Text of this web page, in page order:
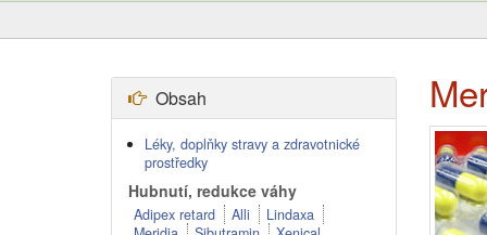
Obsah
Léky, doplňky stravy a zdravotnické
prostředky
Hubnutí, redukce váhy
Adipex retard Alli
Lindaxa